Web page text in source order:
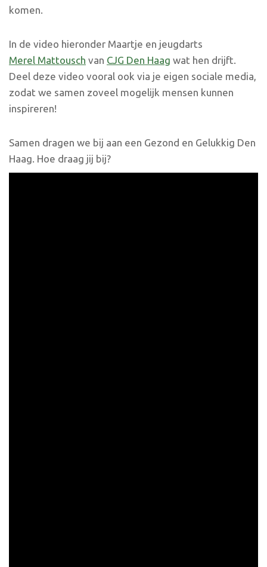
komen.
In de video hieronder Maartje en jeugdarts
Merel Mattousch van CJG Den Haag wat hen drijft.
Deel deze video vooral ook via je eigen sociale media,
zodat we samen zoveel mogelijk mensen kunnen
inspireren!
Samen dragen we bij aan een Gezond en Gelukkig Den
Haag. Hoe draag jij bij?